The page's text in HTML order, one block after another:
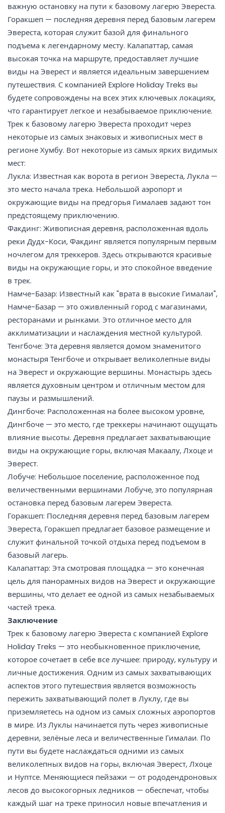
важную остановку на пути к базовому лагерю Эвереста.
Горакшеп — последняя деревня перед базовым лагерем
Эвереста, которая служит базой для финального
подъема к легендарному месту. Калапаттар, самая
высокая точка на маршруте, предоставляет лучшие
виды на Эверест и является идеальным завершением
путешествия. С компанией Explore Holiday Treks вы
будете сопровождены на всех этих ключевых локациях,
что гарантирует легкое и незабываемое приключение.
Трек к базовому лагерю Эвереста проходит через
некоторые из самых знаковых и живописных мест в
регионе Хумбу. Вот некоторые из самых ярких видимых
мест:
Лукла: Известная как ворота в регион Эвереста, Лукла —
это место начала трека. Небольшой аэропорт и
окружающие виды на предгорья Гималаев задают тон
предстоящему приключению.
Факдинг: Живописная деревня, расположенная вдоль
реки Дудх-Коси, Факдинг является популярным первым
ночлегом для треккеров. Здесь открываются красивые
виды на окружающие горы, и это спокойное введение
в трек.
Намче-Базар: Известный как "врата в высокие Гималаи",
Намче-Базар — это оживленный город с магазинами,
ресторанами и рынками. Это отличное место для
акклиматизации и наслаждения местной культурой.
Тенгбоче: Эта деревня является домом знаменитого
монастыря Тенгбоче и открывает великолепные виды
на Эверест и окружающие вершины. Монастырь здесь
является духовным центром и отличным местом для
паузы и размышлений.
Дингбоче: Расположенная на более высоком уровне,
Дингбоче — это место, где треккеры начинают ощущать
влияние высоты. Деревня предлагает захватывающие
виды на окружающие горы, включая Макаалу, Лхоце и
Эверест.
Лобуче: Небольшое поселение, расположенное под
величественными вершинами Лобуче, это популярная
остановка перед базовым лагерем Эвереста.
Горакшеп: Последняя деревня перед базовым лагерем
Эвереста, Горакшеп предлагает базовое размещение и
служит финальной точкой отдыха перед подъемом в
базовый лагерь.
Калапаттар: Эта смотровая площадка — это конечная
цель для панорамных видов на Эверест и окружающие
вершины, что делает ее одной из самых незабываемых
частей трека.
Заключение
Трек к базовому лагерю Эвереста с компанией Explore
Holiday Treks — это необыкновенное приключение,
которое сочетает в себе все лучшее: природу, культуру и
личные достижения. Одним из самых захватывающих
аспектов этого путешествия является возможность
пережить захватывающий полет в Луклу, где вы
приземляетесь на одном из самых сложных аэропортов
в мире. Из Луклы начинается путь через живописные
деревни, зелёные леса и величественные Гималаи. По
пути вы будете наслаждаться одними из самых
великолепных видов на горы, включая Эверест, Лхоце
и Нуптсе. Меняющиеся пейзажи — от рододендроновых
лесов до высокогорных ледников — обеспечат, чтобы
каждый шаг на треке приносил новые впечатления и